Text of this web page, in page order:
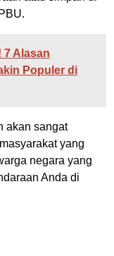
7 Alasan
Populer di
akan sangat
yang
negara yang
Anda di